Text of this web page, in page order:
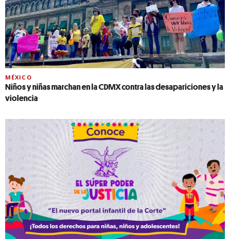
MÉXICO
Niños y niñas marchan en la CDMX contra las desapariciones y la
violencia